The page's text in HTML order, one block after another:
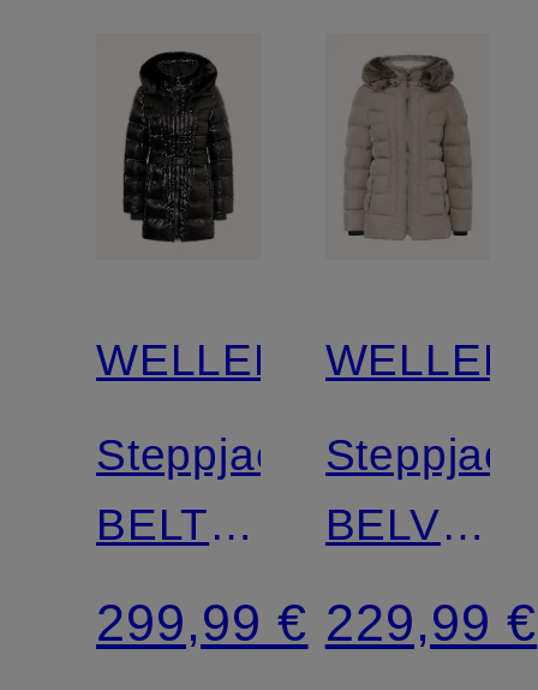
WELLENSTEYN
Steppjacke
BELTIQUE
mit
abnehmbarer
299,99 €
MEDIUM
mit
229,99 €